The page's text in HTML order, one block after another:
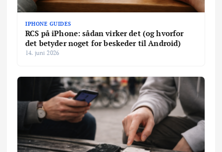
IPHONE GUIDES
RCS på iPhone: sådan virker det (og hvorfor
det betyder noget for beskeder til Android)
14. juni 2026